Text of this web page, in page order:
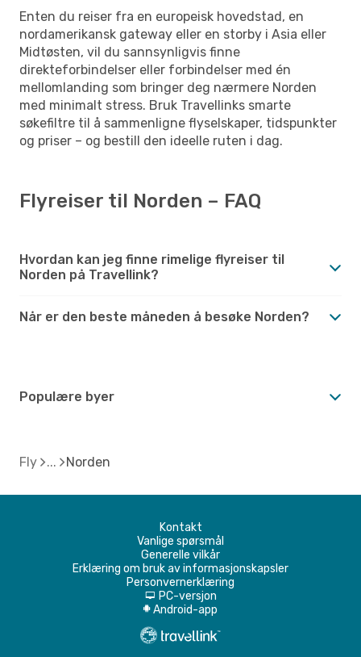
Enten du reiser fra en europeisk hovedstad, en
nordamerikansk gateway eller en storby i Asia eller
Midtøsten, vil du sannsynligvis finne
direkteforbindelser eller forbindelser med én
mellomlanding som bringer deg nærmere Norden
med minimalt stress. Bruk Travellinks smarte
søkefiltre til å sammenligne flyselskaper, tidspunkter
og priser – og bestill den ideelle ruten i dag.
Flyreiser til Norden – FAQ
Hvordan kan jeg finne rimelige flyreiser til
Norden på Travellink?
Når er den beste måneden å besøke Norden?
Populære byer
Fly Norden
Kontakt
Vanlige spørsmål
Generelle vilkår
Erklæring om bruk av informasjonskapsler
Personvernerklæring
d PC-versjon
A Android-app